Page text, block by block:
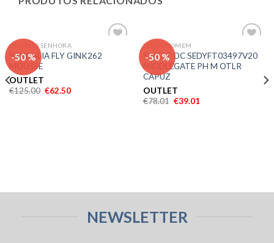
-50 %
aos meus
CALÇADO SENHORA
SANDALIA FLY GINK262
MOUSSE
OUTLET
€125.00 €62.50
-50 %
aos meus
desejos
TEXTIL HOMEM
SWEAT DC SEDYFT03497V20
MIDDLEGATE PH M OTLR
CAPUZ
OUTLET
€78.01 €39.01
NEWSLETTER